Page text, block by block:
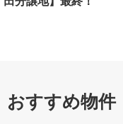
おすすめ物件